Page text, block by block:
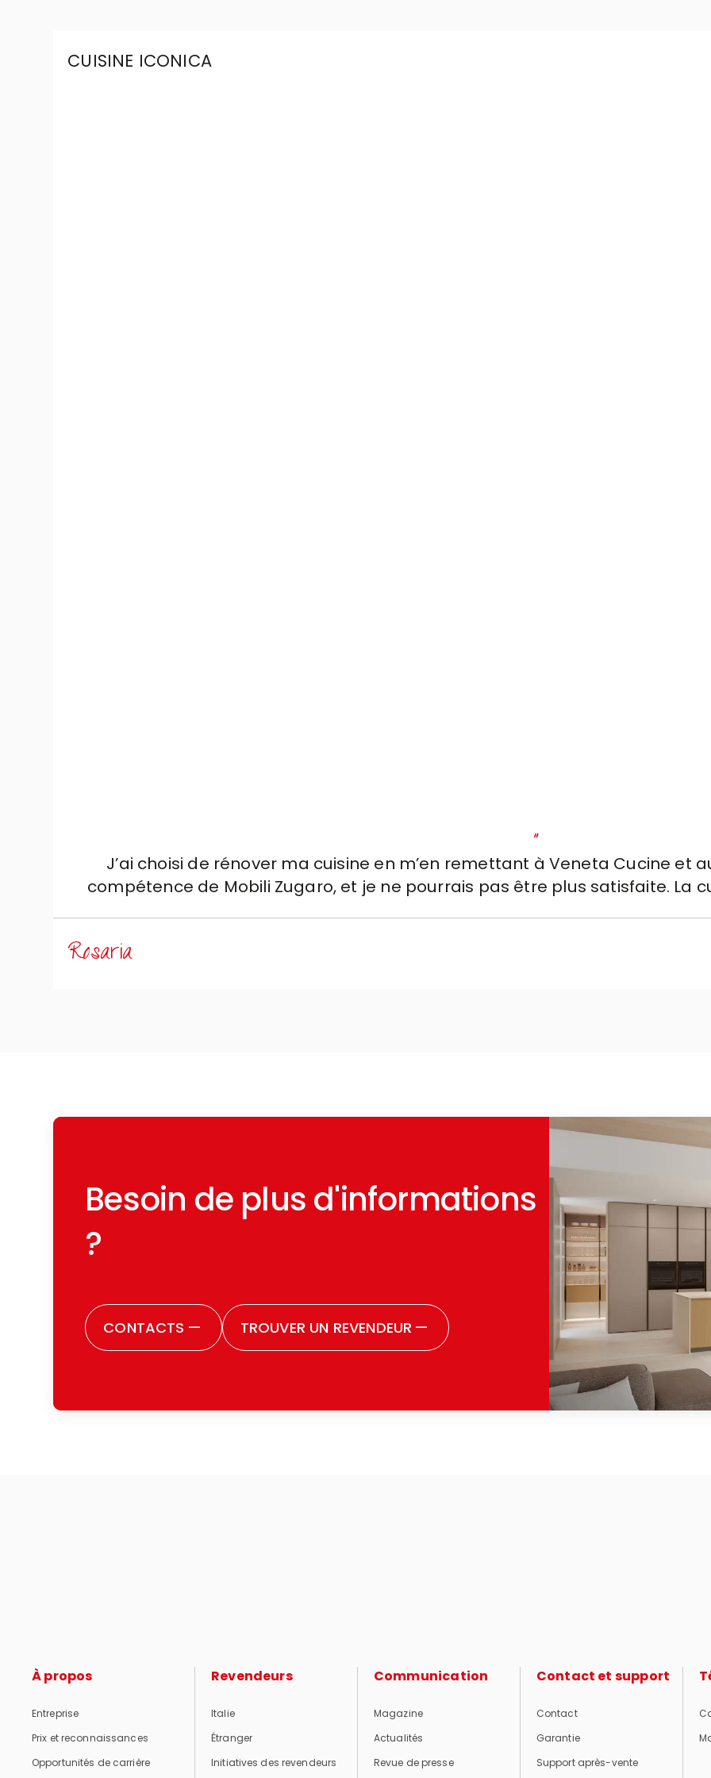
CUISINE ICONICA
"
J’ai choisi de rénover ma cuisine en m’en remettant à Veneta Cucine et
compétence de Mobili Zugaro, et je ne pourrais pas être plus satisfaite. La
une année entière avec patience, disponibilité et grande attention,
Rosaria
Besoin de plus d'informations
?
CONTACTS — TROUVER UN REVENDEUR —
À propos
Entreprise
Prix et reconnaissances
Opportunités de carrière
Revendeurs
Italie
Étranger
Initiatives des revendeurs
Communication
Magazine
Actualités
Revue de presse
Contact et support
Contact
Garantie
Support après-vente